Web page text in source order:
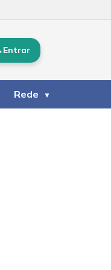
Entrar
Rede